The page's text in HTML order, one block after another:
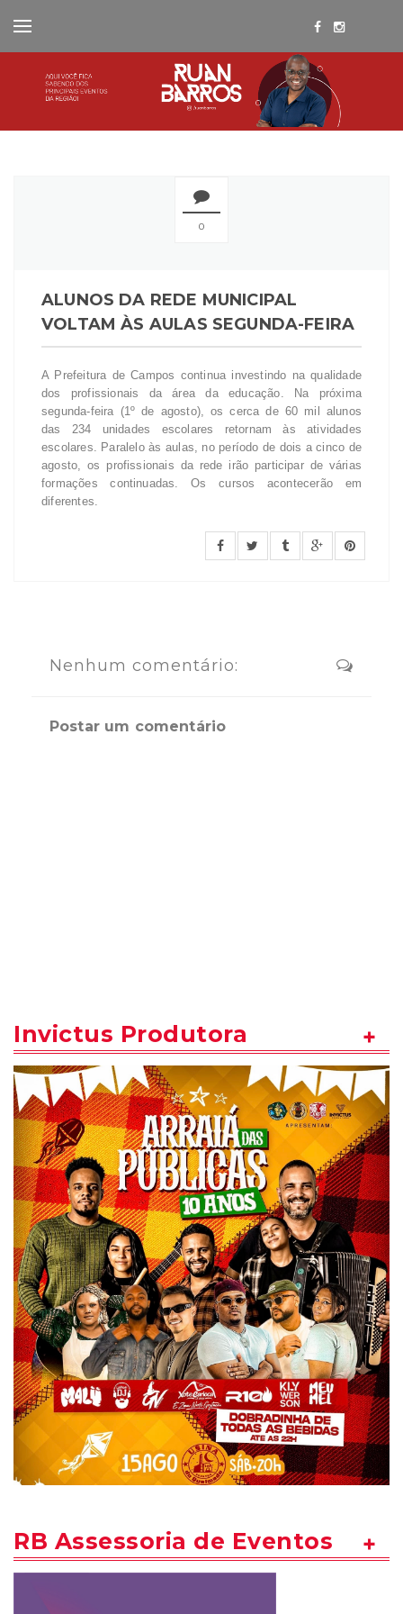
0
ALUNOS DA REDE MUNICIPAL
VOLTAM ÀS AULAS SEGUNDA-FEIRA
A Prefeitura de Campos continua investindo na qualidade
dos profissionais da área da educação. Na próxima
segunda-feira (1º de agosto), os cerca de 60 mil alunos
das 234 unidades escolares retornam às atividades
escolares. Paralelo às aulas, no período de dois a cinco de
agosto, os profissionais da rede irão participar de várias
formações continuadas. Os cursos acontecerão em
diferentes.
Nenhum comentário:
Postar um comentário
Invictus Produtora
RB Assessoria de Eventos